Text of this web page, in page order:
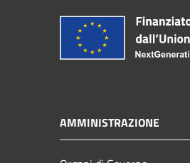
AMMINISTRAZIONE